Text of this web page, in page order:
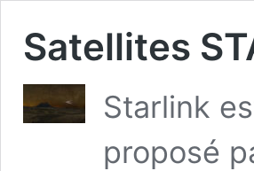
Satellites
Starlink
proposé